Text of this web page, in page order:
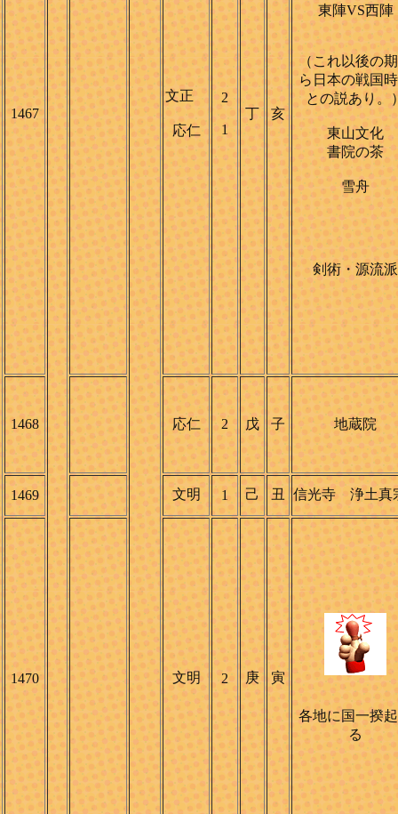
1467
文正
応仁
2
1
丁 亥
東陣VS西陣
（これ以後の
ら日本の戦国
との説あり。
東山文化
書院の茶
雪舟
剣術・源流派
1468 応仁 2 戊 子 地蔵院
1469 文明 1 己 丑 信光寺 浄土真
1470 文明 2 庚 寅
各地に国一揆
る